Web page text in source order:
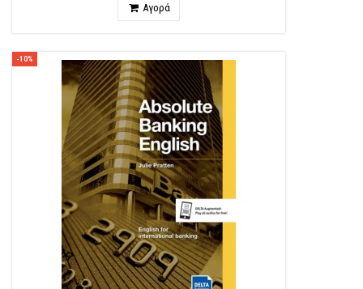
Αγορά
-10%